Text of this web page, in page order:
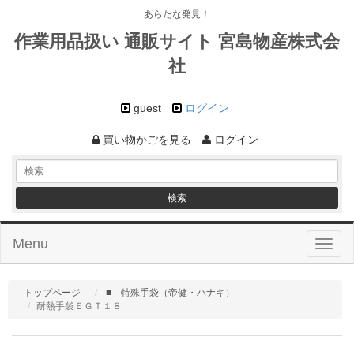
あらたな発見！
作業用品扱い 通販サイト 宮島物産株式会
社
guest ログイン
買い物かごを見る ログイン
Menu
トップページ
■ 特殊手袋（帝健・ハナキ）
耐熱手袋ＥＧＴ１８